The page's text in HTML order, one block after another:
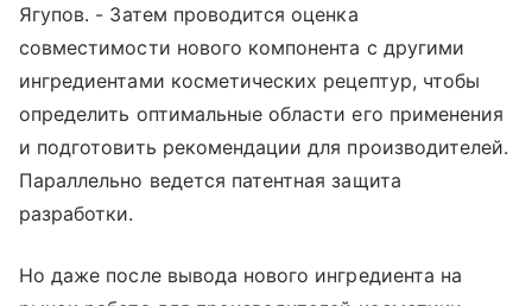
Ягупов. - Затем проводится оценка
совместимости нового компонента с другими
ингредиентами косметических рецептур, чтобы
определить оптимальные области его применения
и подготовить рекомендации для производителей.
Параллельно ведется патентная защита
разработки.
Но даже после вывода нового ингредиента на